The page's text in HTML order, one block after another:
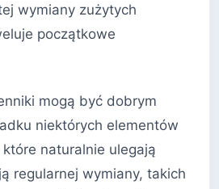
wymiany zużytych
początkowe
mogą być dobrym
niektórych elementów
naturalnie ulegają
regularnej wymiany, takich